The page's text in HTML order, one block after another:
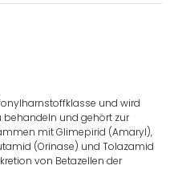
und wird
und gehört zur
mit Glimepirid (Amaryl),
(Orinase) und Tolazamid
von Betazellen der